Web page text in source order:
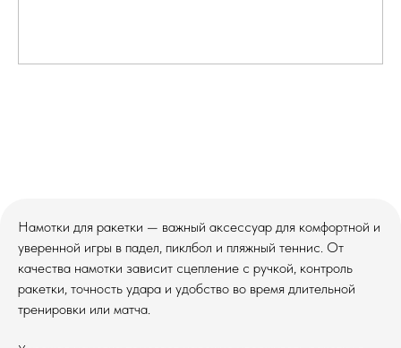
Намотки для ракетки — важный аксессуар для комфортной и
уверенной игры в падел, пиклбол и пляжный теннис. От
качества намотки зависит сцепление с ручкой, контроль
ракетки, точность удара и удобство во время длительной
тренировки или матча.